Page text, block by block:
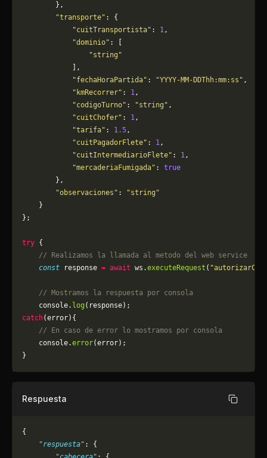
        },
        "transporte"
: {
            "cuitTransportista"
: 1,
            "dominio"
: [
                "string"
            ],
            "fechaHoraPartida"
: "YYYY-MM-DDThh:mm:ss" ,
            "kmRecorrer"
: 1,
            "codigoTurno"
: "string" ,
            "cuitChofer"
: 1,
            "tarifa"
: 1.5,
            "cuitPagadorFlete"
: 1,
            "cuitIntermediarioFlete"
: 1,
            "mercaderiaFumigada"
: true
        },
        "observaciones"
:
"string"
    }
};
try {
    // Realizamos la llamada al metodo del web service
    const
response = await ws.executeRequest (
    // Mostramos la respuesta por consola
    console.
log (response);
catch(error){
    // En caso de error lo mostramos por consola
	console.
error(error);
}
Respuesta Copiar
{
    "respuesta"
: {